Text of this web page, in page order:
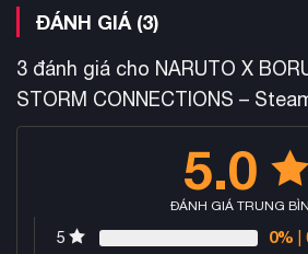
ĐÁNH GIÁ (3)
3 đánh giá cho NARUTO X
STORM CONNECTIONS –
5.0
ĐÁNH GIÁ TRUNG
5 0%